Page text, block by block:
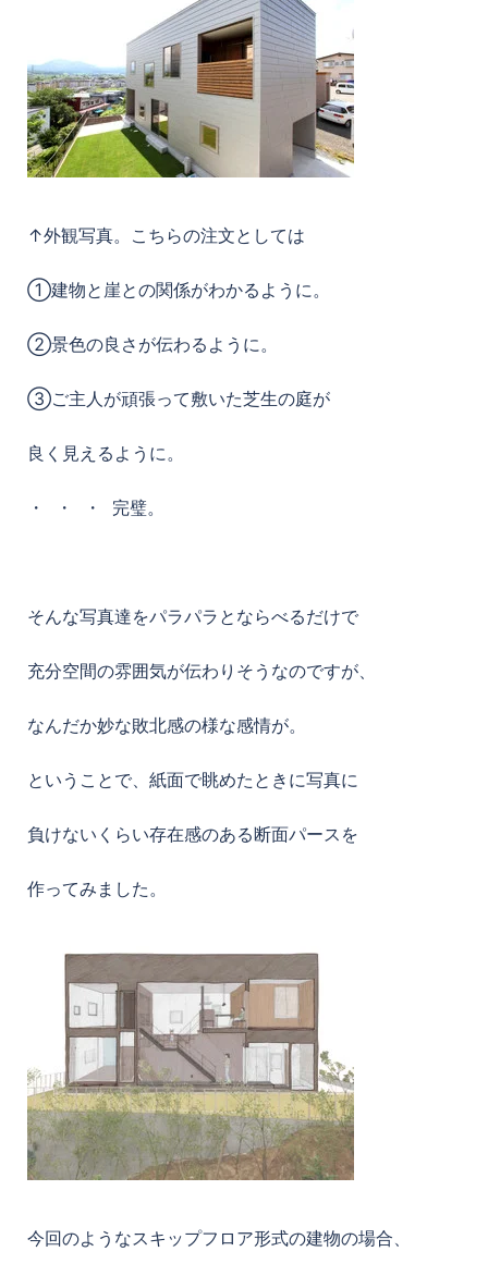
↑外観写真。こちらの注文としては
①建物と崖との関係がわかるように。
②景色の良さが伝わるように。
③ご主人が頑張って敷いた芝生の庭が
良く見えるように。
・ ・ ・ 完璧。
そんな写真達をパラパラとならべるだけで
充分空間の雰囲気が伝わりそうなのですが、
なんだか妙な敗北感の様な感情が。
ということで、紙面で眺めたときに写真に
負けないくらい存在感のある断面パースを
作ってみました。
今回のようなスキップフロア形式の建物の場合、